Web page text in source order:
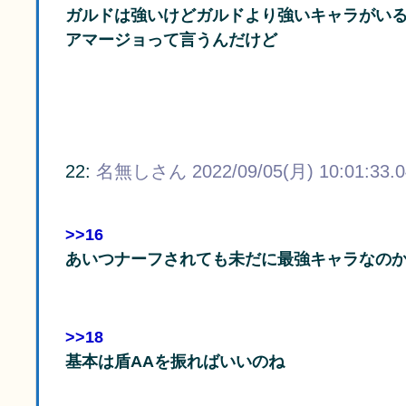
ガルドは強いけどガルドより強いキャラがい
アマージョって言うんだけど
22: 名無しさん 2022/09/05(月)
>>16
あいつナーフされても未だに最強キャラなの
>>18
基本は盾AAを振ればいいのね